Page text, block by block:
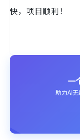
快，项目顺利！
一
助力AI